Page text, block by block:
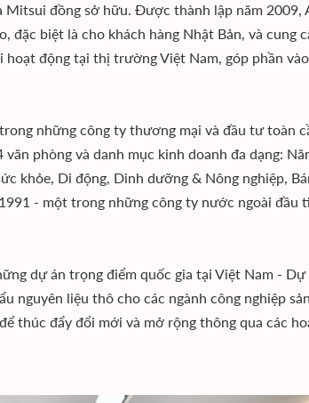
đồng sở hữu. Được thành lập năm 2009,
đặc biệt là cho khách hàng Nhật Bản, và cung
động tại thị trường Việt Nam, góp phần
những công ty thương mại và đầu tư toàn
phòng và danh mục kinh doanh đa dạng:
khỏe, Di động, Dinh dưỡng & Nông nghiệp,
- một trong những công ty nước ngoài đầu
dự án trọng điểm quốc gia tại Việt Nam -
nguyên liệu thô cho các ngành công nghiệp
thúc đẩy đổi mới và mở rộng thông qua các